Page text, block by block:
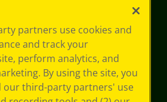
partners use cookies and
and track your
perform analytics, and
By using the site, you
our third-party partners' use